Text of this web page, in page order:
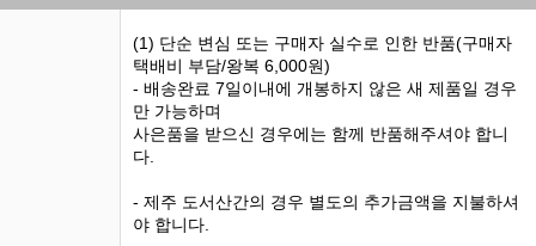
(1) 단순 변심 또는 구매자 실수로 인한 반품(구매자
택배비 부담/왕복 6,000원)
- 배송완료 7일이내에 개봉하지 않은 새 제품일 경우
만 가능하며
사은품을 받으신 경우에는 함께 반품해주셔야 합니
다.
- 제주 도서산간의 경우 별도의 추가금액을 지불하셔
야 합니다.